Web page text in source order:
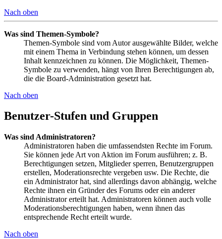
Nach oben
Was sind Themen-Symbole?
Themen-Symbole sind vom Autor ausgewählte Bilder, welche
mit einem Thema in Verbindung stehen können, um dessen
Inhalt kennzeichnen zu können. Die Möglichkeit, Themen-
Symbole zu verwenden, hängt von Ihren Berechtigungen ab,
die die Board-Administration gesetzt hat.
Nach oben
Benutzer-Stufen und Gruppen
Was sind Administratoren?
Administratoren haben die umfassendsten Rechte im Forum.
Sie können jede Art von Aktion im Forum ausführen; z. B.
Berechtigungen setzen, Mitglieder sperren, Benutzergruppen
erstellen, Moderationsrechte vergeben usw. Die Rechte, die
ein Administrator hat, sind allerdings davon abhängig, welche
Rechte ihnen ein Gründer des Forums oder ein anderer
Administrator erteilt hat. Administratoren können auch volle
Moderationsberechtigungen haben, wenn ihnen das
entsprechende Recht erteilt wurde.
Nach oben